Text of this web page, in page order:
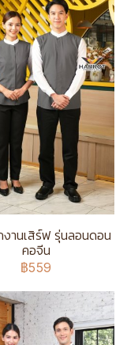
านเสิร์ฟ รุ่นลอนดอน
คอจีน
฿559